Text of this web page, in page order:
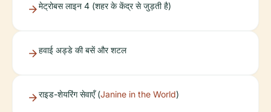
मेट्रोबस लाइन 4 (शहर के केंद्र से जुड़ती है)
हवाई अड्डे की बसें और शटल
राइड-शेयरिंग सेवाएँ (Janine in the World)